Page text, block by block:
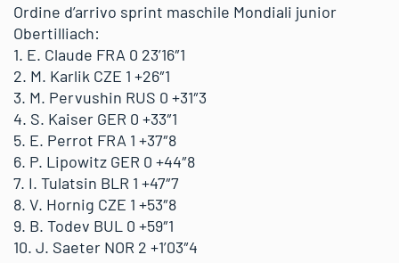
Ordine d’arrivo sprint maschile Mondiali junior
Obertilliach:
1. E. Claude FRA 0 23’16″1
2. M. Karlik CZE 1 +26″1
3. M. Pervushin RUS 0 +31″3
4. S. Kaiser GER 0 +33″1
5. E. Perrot FRA 1 +37″8
6. P. Lipowitz GER 0 +44″8
7. I. Tulatsin BLR 1 +47″7
8. V. Hornig CZE 1 +53″8
9. B. Todev BUL 0 +59″1
10. J. Saeter NOR 2 +1’03″4